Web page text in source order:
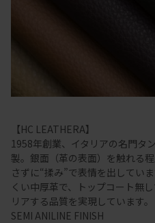
【HC LEATHERA】
1958年創業、イタリアの名門タ
製。銀面（革の表面）を触れる
さずに“揉み”で表情を出してい
くい中厚革で、トップコート無
リアする品質を実現しています。
SEMI ANILINE FINISH